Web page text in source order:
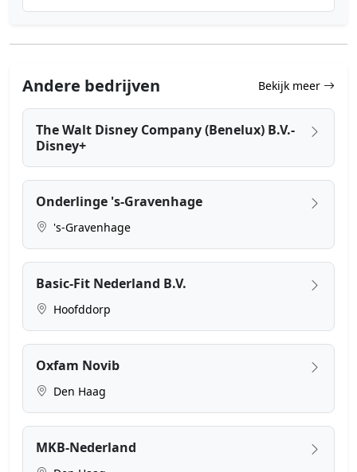
Andere bedrijven Bekijk meer
The Walt Disney Company (Benelux) B.V.-
Disney+
Onderlinge 's-Gravenhage
's-Gravenhage
Basic-Fit Nederland B.V.
Hoofddorp
Oxfam Novib
Den Haag
MKB-Nederland